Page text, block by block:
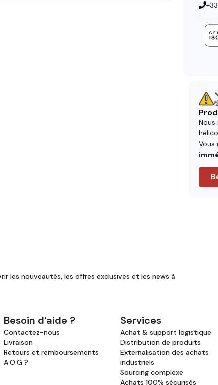
Nous
Vous
les nouveautés, les offres exclusives et les news à
Besoin d'aide ?
Contactez-nous
Livraison
Retours et remboursements
A.O.G ?
Services
Achat & support logistique
Distribution de produits
Externalisation des achats
industriels
Sourcing complexe
Achats 100% sécurisés